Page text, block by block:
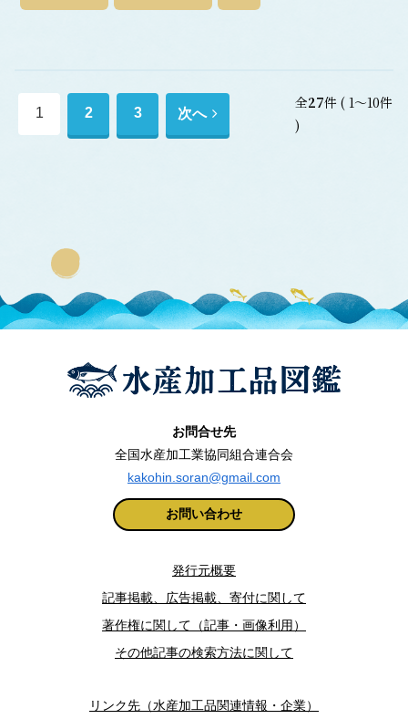
1 2 3 次
次へ
全27件( 1～10件
)
お問合せ先
全国水産加工業協同組合連合会
kakohin.soran@gmail.com
お問い合わせ
発行元概要
記事掲載、広告掲載、寄付に関して
著作権に関して（記事・画像利用）
その他記事の検索方法に関して
リンク先（水産加工品関連情報・企業）